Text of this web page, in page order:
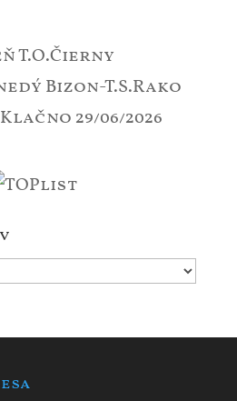
T.O.Čierny
Bizon-T.S.Rako
Klačno 29/06/2026